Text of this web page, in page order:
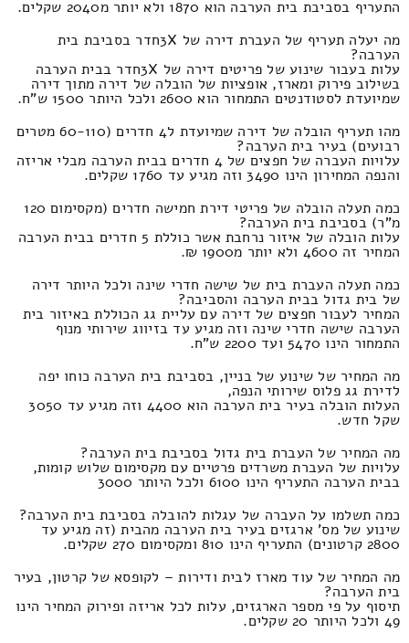
התעריף בסביבת בית הערבה הוא 1870 ולא יותר מ2040 שקלים.
מה יעלה תעריף של העברת דירה של 3Xחדר בסביבת בית
הערבה?
עלות בעבור שינוע של פריטים דירה של 3Xחדר בבית הערבה
בשילוב פירוק ומארז, אופציות של הובלה של דירה מתוך דירה
שמיועדת לסטודנטים התמחור הוא 2600 ולכל היותר 1500 ש"ח.
מהו תעריף הובלה של דירה שמיועדת ל4 חדרים (60-110 מטרים
רבועים) בעיר בית הערבה?
עלויות העברה של חפצים של 4 חדרים בבית הערבה מבלי אריזה
והנפה המחירון הינו 3490 וזה מגיע עד 1760 שקלים.
כמה תעלה הובלה של פריטי דירת חמישה חדרים (מקסימום 120
מ"ר) בסביבת בית הערבה?
עלות הובלה של איזור נרחבת אשר כוללת 5 חדרים בבית הערבה
המחיר זה 4600 ולא יותר מ1900 ₪.
כמה תעלה העברת בית של שישה חדרי שינה ולכל היותר דירה
של בית גדול בבית הערבה והסביבה?
המחיר לעבור חפצים של דירה עם עליית גג הכוללת באיזור בית
הערבה שישה חדרי שינה וזה מגיע עד בזיווג שירותי מנוף
התמחור הינו 5470 ועד 2200 ש"ח.
מה המחיר של שינוע של בניין, בסביבת בית הערבה כוחו יפה
לדירת גג פלוס שירותי הנפה,
העלות הובלה בעיר בית הערבה הוא 4400 וזה מגיע עד 3050
שקל חדש.
מה המחיר של העברת בית גדול בסביבת בית הערבה?
עלויות של העברת משרדים פרטיים עם מקסימום שלוש קומות,
בבית הערבה התעריף הינו 6100 ולכל היותר 3000
כמה תשלמו על העברה של עגלות להובלה בסביבת בית הערבה?
שינוע של מס' ארגזים בעיר בית הערבה מהבית (זה מגיע עד
2800 קרטונים) התעריף הינו 810 ומקסימום 270 שקלים.
מה המחיר של עוד מארז לבית ודירות – לקופסא של קרטון, בעיר
בית הערבה?
תיסוף על פי מספר הארגזים, עלות לכל אריזה ופירוק המחיר הינו
49 ולכל היותר 20 שקלים.